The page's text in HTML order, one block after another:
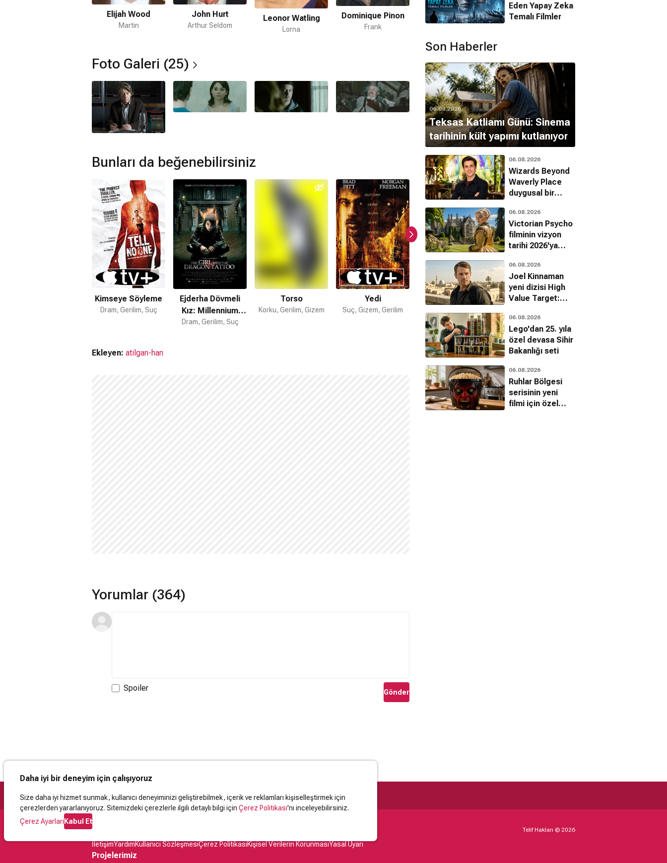
Oxford Cinayetleri filmi hangi tür?
Gizem,Gerilim
Hayır. Film Netflix'te yayınlanmamaktadır.
Hayır. Film Amazon Prime'da yayınlanmamaktadır.
Müzikleri kime ait?
Oxford Cinayetleri filmi müzikleri
Elijah Wood
Martin
John Hurt
Arthur Seldom
Leonor Watling
Lorna
Dominique Pinon
Frank
Burn Gorman Jim Carter
Foto Galeri (25)
Bunları da beğenebilirsiniz
Kimseye Söyleme
Dram, Gerilim, Suç
Ejderha Dövmeli
Kız: Millennium
Üçlemesi 1
Dram, Gerilim, Suç
Torso
Korku, Gerilim, Gizem
Yedi
Suç, Gizem, Gerilim
15 Dakika The Lodger
Ekleyen: atilgan-han
Yorumlar (364)
Spoiler Gönder
Eden Yapay Zeka
Temalı Filmler
Son Haberler
06.08.2026
Teksas Katliamı Günü: Sinema
tarihinin kült yapımı kutlanıyor
06.08.2026
Wizards Beyond
Waverly Place
duygusal bir
ediyor
06.08.2026
Victorian Psycho
filminin vizyon
tarihi 2026'ya
06.08.2026
Joel Kinnaman
yeni dizisi High
Value Target:
Saddam ile
dönüyor
06.08.2026
Lego'dan 25. yıla
özel devasa Sihir
Bakanlığı seti
06.08.2026
Ruhlar Bölgesi
serisinin yeni
filmi için özel
Daha iyi bir deneyim için çalışıyoruz
Size daha iyi hizmet sunmak, kullanıcı deneyiminizi geliştirebilmek, içerik ve reklamları kişiselleştirmek için
çerezlerden yararlanıyoruz. Sitemizdeki çerezlerle ilgili detaylı bilgi için Çerez Politikası'nı inceleyebilirsiniz.
Çerez AyarlarıKabul Et
Destek
İletişimYardımKullanıcı SözleşmesiÇerez PolitikasıKişisel Verilerin KorunmasıYasal Uyarı
Projelerimiz
Telif Hakları © 2026